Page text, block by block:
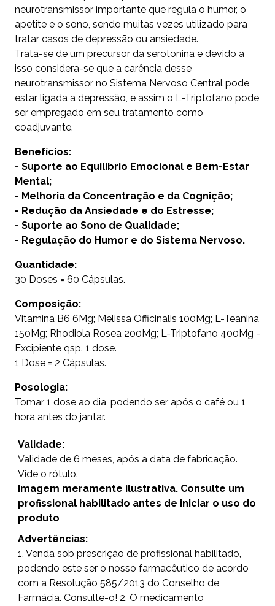
neurotransmissor importante que regula o humor, o
apetite e o sono, sendo muitas vezes utilizado para
tratar casos de depressão ou ansiedade.
Trata-se de um precursor da serotonina e devido a
isso considera-se que a carência desse
neurotransmissor no Sistema Nervoso Central pode
estar ligada a depressão, e assim o L-Triptofano pode
ser empregado em seu tratamento como
coadjuvante.
Benefícios:
- Suporte ao Equilíbrio Emocional e Bem-Estar
Mental;
- Melhoria da Concentração e da Cognição;
- Redução da Ansiedade e do Estresse;
- Suporte ao Sono de Qualidade;
- Regulação do Humor e do Sistema Nervoso.
Quantidade:
30 Doses = 60 Cápsulas.
Composição:
Vitamina B6 6Mg; Melissa Officinalis 100Mg; L-Teanina
150Mg; Rhodiola Rosea 200Mg; L-Triptofano 400Mg -
Excipiente qsp. 1 dose.
1 Dose = 2 Cápsulas.
Posologia:
Tomar 1 dose ao dia, podendo ser após o café ou 1
hora antes do jantar.
Validade:
Validade de 6 meses, após a data de fabricação.
Vide o rótulo.
Imagem meramente ilustrativa. Consulte um
profissional habilitado antes de iniciar o uso do
produto
Advertências:
1. Venda sob prescrição de profissional habilitado,
podendo este ser o nosso farmacêutico de acordo
com a Resolução 585/2013 do Conselho de
Farmácia. Consulte-o! 2. O medicamento